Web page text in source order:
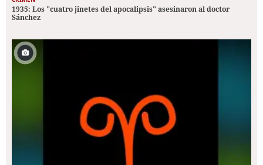
1935: Los "cuatro jinetes del apocalipsis" asesinaron al doctor
Sánchez